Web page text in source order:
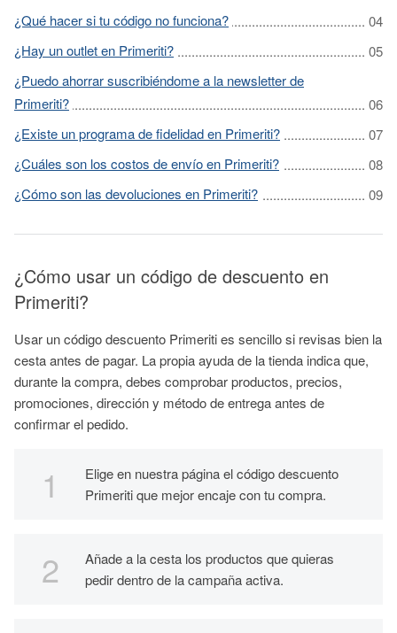
¿Qué hacer si tu código no funciona?
¿Hay un outlet en Primeriti?
¿Puedo ahorrar suscribiéndome a la newsletter de
Primeriti?
¿Existe un programa de fidelidad en Primeriti?
¿Cuáles son los costos de envío en Primeriti?
¿Cómo son las devoluciones en Primeriti?
¿Cómo usar un código de descuento en
Primeriti?
Usar un código descuento Primeriti es sencillo si revisas bien la
cesta antes de pagar. La propia ayuda de la tienda indica que,
durante la compra, debes comprobar productos, precios,
promociones, dirección y método de entrega antes de
confirmar el pedido.
Elige en nuestra página el código descuento
Primeriti que mejor encaje con tu compra.
Añade a la cesta los productos que quieras
pedir dentro de la campaña activa.